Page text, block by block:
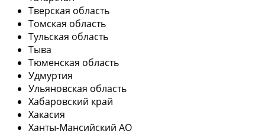
Тверская область
Томская область
Тульская область
Тыва
Тюменская область
Удмуртия
Ульяновская область
Хабаровский край
Хакасия
Ханты-Мансийский АО